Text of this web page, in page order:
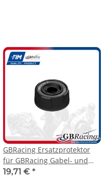
GBRacing Ersatzprotektor
für GBRacing Gabel- und
Schwingenprotektoren
19,71 € *